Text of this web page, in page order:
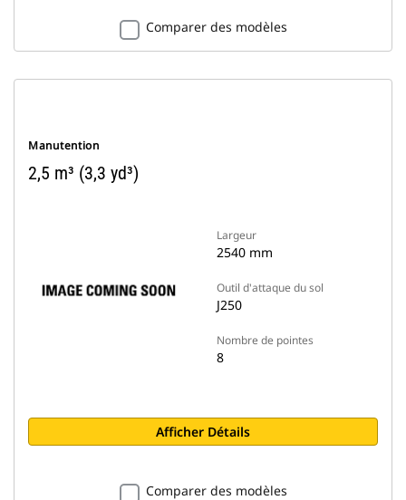
Comparer des modèles
Manutention
2,5 m³ (3,3 yd³)
Largeur
2540 mm
Outil d'attaque du sol
J250
Nombre de pointes
8
Afficher Détails
Comparer des modèles